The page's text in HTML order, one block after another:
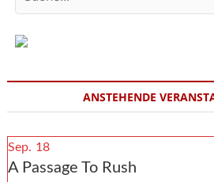
ANSTEHENDE
Sep. 18
A Passage To Rush